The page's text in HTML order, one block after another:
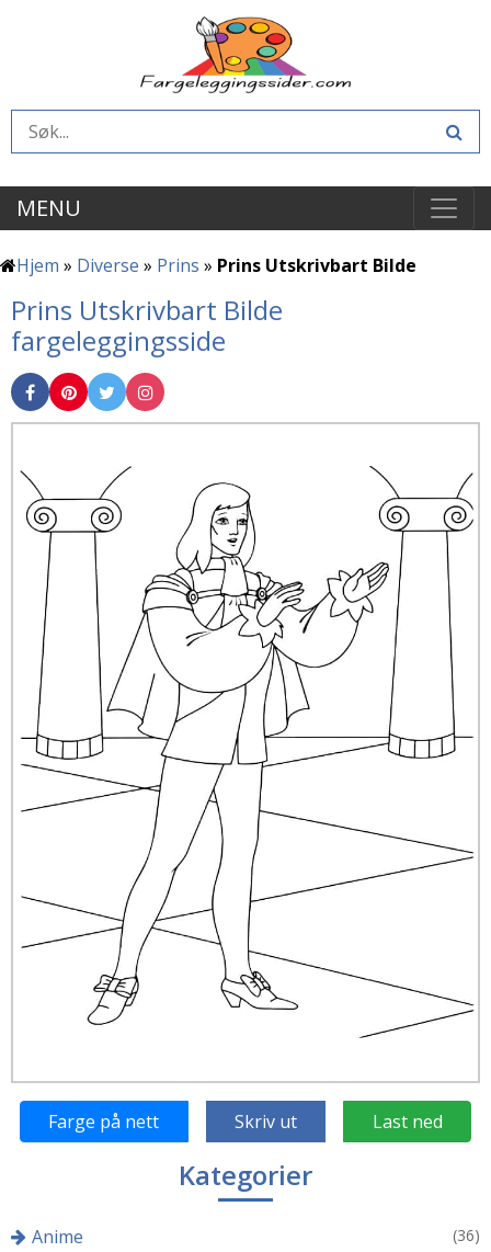
MENU
Hjem » Diverse » Prins » Prins Utskrivbart Bilde
Prins Utskrivbart Bilde
fargeleggingsside
Farge på nett Skriv ut Last ned
Kategorier
Anime (36)